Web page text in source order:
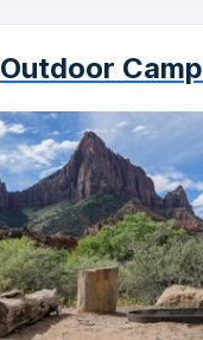
Outdoor Camp